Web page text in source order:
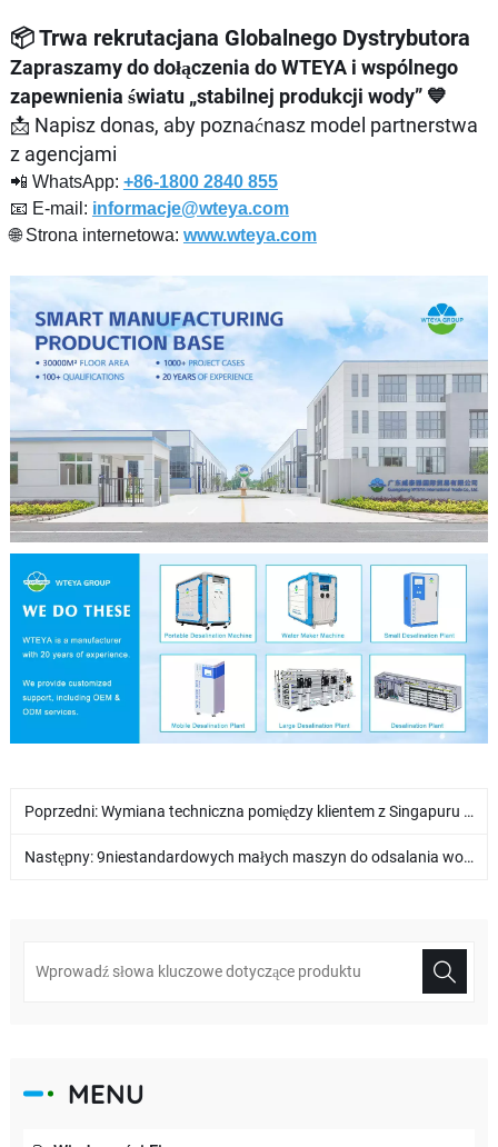
📦 Trwa rekrutacjana Globalnego Dystrybutora
Zapraszamy do dołączenia do WTEYA i wspólnego
zapewnienia światu „stabilnej produkcji wody” 💙
📩 Napisz donas, aby poznaćnasz model partnerstwa
z agencjami
📲 WhatsApp: +86-1800 2840 855
📧 E-mail: informacje@wteya.com
🌐 Strona internetowa: www.wteya.com
Poprzedni:Wymiana techniczna pomiędzy klientem z Singapuru a WTEYA: Ulepszono mobilny sprzęt do odsalania wody morskiej!
Następny:9niestandardowych małych maszyn do odsalania wody morskiej dla klienta z Filipin
MENU